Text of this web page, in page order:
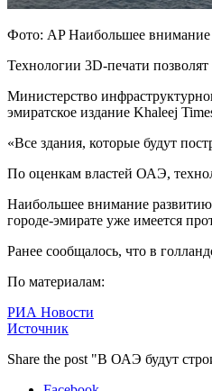
Фото: AP Наибольшее внимание
Технологии 3D-печати позволят
Министерство
эмиратское издание Khaleej
«Все здания, которые будут
По оценкам властей ОАЭ,
Наибольшее внимание развитию
городе-эмирате уже имеется
Ранее сообщалось, что в
По материалам:
РИА Новости
Источник
Share the post "В ОАЭ будут